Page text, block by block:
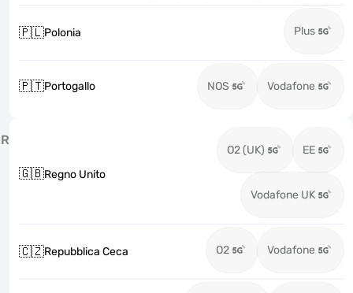
🇵🇱Polonia Plus
🇵🇹Portogallo NOS Vodafone
R
🇬🇧Regno Unito
O2 (UK) EE
Vodafone UK
🇨🇿Repubblica Ceca O2 Vodafone